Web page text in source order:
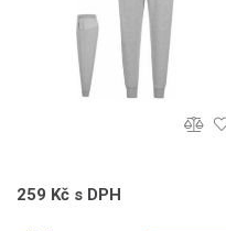
259 Kč s DPH